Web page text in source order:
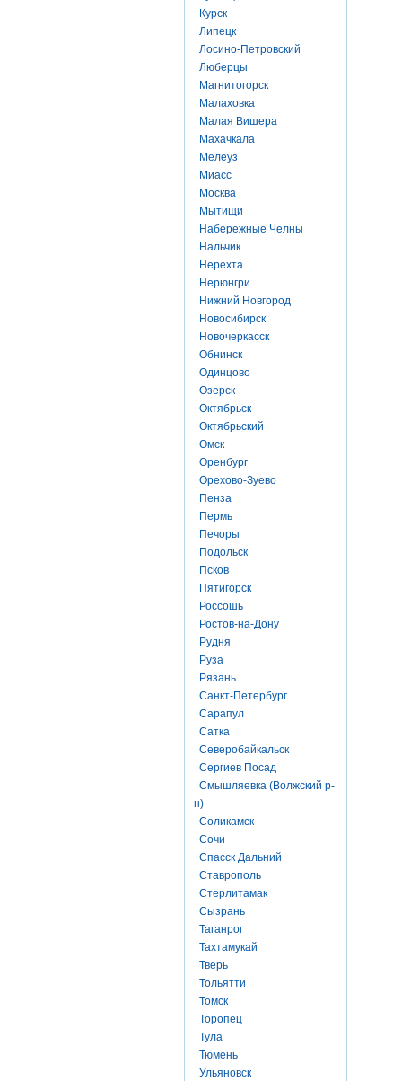
Курск
Липецк
Лосино-Петровский
Люберцы
Магнитогорск
Малаховка
Малая Вишера
Махачкала
Мелеуз
Миасс
Москва
Мытищи
Набережные Челны
Нальчик
Нерехта
Нерюнгри
Нижний Новгород
Новосибирск
Новочеркасск
Обнинск
Одинцово
Озерск
Октябрьск
Октябрьский
Омск
Оренбург
Орехово-Зуево
Пенза
Пермь
Печоры
Подольск
Псков
Пятигорск
Россошь
Ростов-на-Дону
Рудня
Руза
Рязань
Санкт-Петербург
Сарапул
Сатка
Северобайкальск
Сергиев Посад
Смышляевка (Волжский р-
н)
Соликамск
Сочи
Спасск Дальний
Ставрополь
Стерлитамак
Сызрань
Таганрог
Тахтамукай
Тверь
Тольятти
Томск
Торопец
Тула
Тюмень
Ульяновск